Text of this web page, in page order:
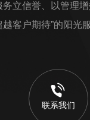
立信誉、以管理
客户期待”的阳光
联系我们